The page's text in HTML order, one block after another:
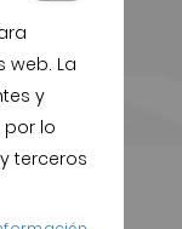
web. La
y
por lo
terceros